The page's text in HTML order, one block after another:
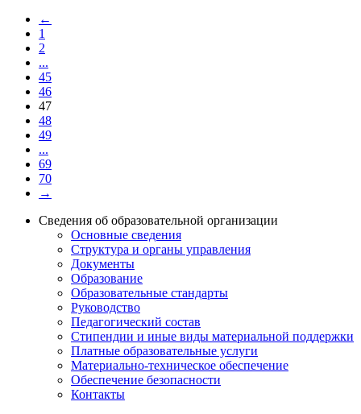
←
1
2
...
45
46
47
48
49
...
69
70
→
Сведения об образовательной организации
Основные сведения
Структура и органы управления
Документы
Образование
Образовательные стандарты
Руководство
Педагогический состав
Стипендии и иные виды материальной поддержки
Платные образовательные услуги
Материально-техническое обеспечение
Обеспечение безопасности
Контакты